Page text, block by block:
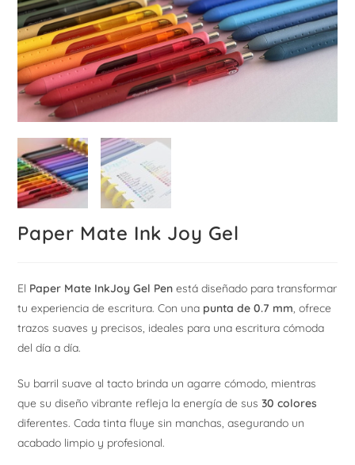
Paper Mate Ink Joy Gel
El Paper Mate InkJoy Gel Pen está diseñado para transformar
tu experiencia de escritura. Con una punta de 0.7 mm, ofrece
trazos suaves y precisos, ideales para una escritura cómoda
del día a día.
Su barril suave al tacto brinda un agarre cómodo, mientras
que su diseño vibrante refleja la energía de sus30 colores
diferentes. Cada tinta fluye sin manchas, asegurando un
acabado limpio y profesional.